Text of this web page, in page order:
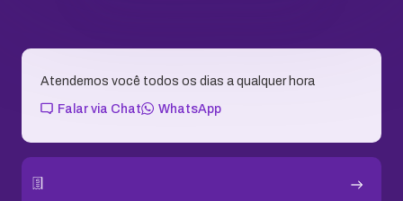
Atendemos você todos os dias a qualquer hora
Falar via Chat WhatsApp